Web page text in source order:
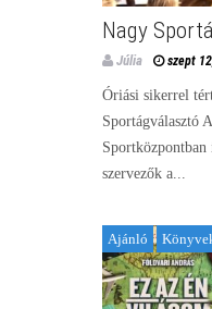
Nagy
Júlia szept
Óriási sikerrel
Sportágválasztó
Sportközpontban
szervezők a...
Ajánló